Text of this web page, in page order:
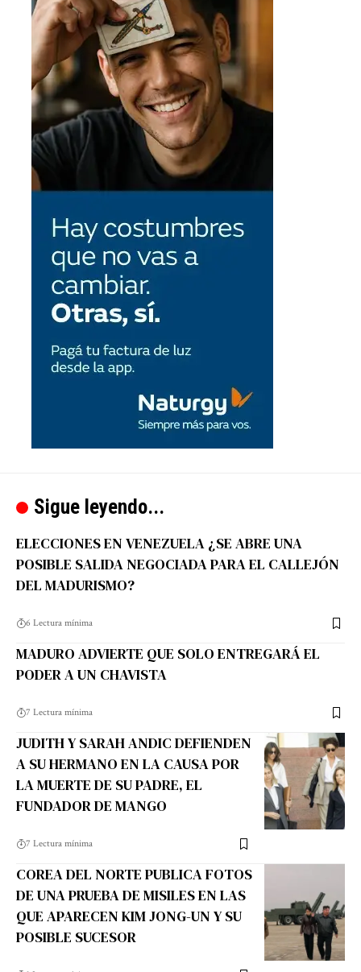
Sigue leyendo...
ELECCIONES EN VENEZUELA ¿SE ABRE UNA
POSIBLE SALIDA NEGOCIADA PARA EL CALLEJÓN
DEL MADURISMO?
6 Lectura mínima
MADURO ADVIERTE QUE SOLO ENTREGARÁ EL
PODER A UN CHAVISTA
7 Lectura mínima
JUDITH Y SARAH ANDIC DEFIENDEN
A SU HERMANO EN LA CAUSA POR
LA MUERTE DE SU PADRE, EL
FUNDADOR DE MANGO
7 Lectura mínima
COREA DEL NORTE PUBLICA FOTOS
DE UNA PRUEBA DE MISILES EN LAS
QUE APARECEN KIM JONG-UN Y SU
POSIBLE SUCESOR